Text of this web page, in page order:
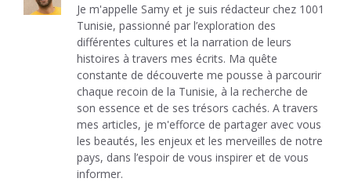
Je m'appelle Samy et je suis rédacteur chez 1001
Tunisie, passionné par l’exploration des
différentes cultures et la narration de leurs
histoires à travers mes écrits. Ma quête
constante de découverte me pousse à parcourir
chaque recoin de la Tunisie, à la recherche de
son essence et de ses trésors cachés. A travers
mes articles, je m'efforce de partager avec vous
les beautés, les enjeux et les merveilles de notre
pays, dans l’espoir de vous inspirer et de vous
informer.